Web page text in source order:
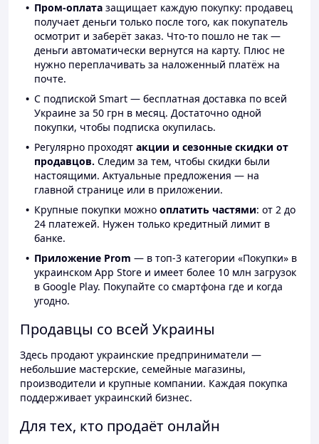
Пром-оплата защищает каждую покупку: продавец
получает деньги только после того, как покупатель
осмотрит и заберёт заказ. Что-то пошло не так —
деньги автоматически вернутся на карту. Плюс не
нужно переплачивать за наложенный платёж на
почте.
С подпиской Smart — бесплатная доставка по всей
Украине за 50 грн в месяц. Достаточно одной
покупки, чтобы подписка окупилась.
Регулярно проходят акции и сезонные скидки от
продавцов. Следим за тем, чтобы скидки были
настоящими. Актуальные предложения — на
главной странице или в приложении.
Крупные покупки можно оплатить частями: от 2 до
24 платежей. Нужен только кредитный лимит в
банке.
Приложение Prom — в топ-3 категории «Покупки» в
украинском App Store и имеет более 10 млн загрузок
в Google Play. Покупайте со смартфона где и когда
угодно.
Продавцы со всей Украины
Здесь продают украинские предприниматели —
небольшие мастерские, семейные магазины,
производители и крупные компании. Каждая покупка
поддерживает украинский бизнес.
Для тех, кто продаёт онлайн